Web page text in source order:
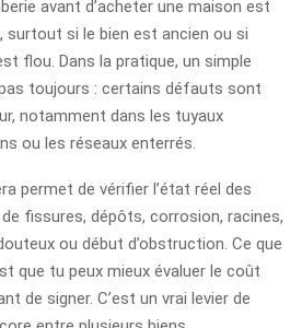
avant d’acheter une maison est
surtout si le bien est ancien ou si
flou. Dans la pratique, un simple
toujours : certains défauts sont
notamment dans les tuyaux
ou les réseaux enterrés.
permet de vérifier l’état réel des
fissures, dépôts, corrosion, racines,
ou début d’obstruction. Ce que
que tu peux mieux évaluer le coût
de signer. C’est un vrai levier de